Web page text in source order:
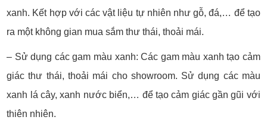
xanh. Kết hợp với các vật liệu tự nhiên như gỗ, đá,… để tạo
ra một không gian mua sắm thư thái, thoải mái.
– Sử dụng các gam màu xanh: Các gam màu xanh tạo cảm
giác thư thái, thoải mái cho showroom. Sử dụng các màu
xanh lá cây, xanh nước biển,… để tạo cảm giác gần gũi với
thiên nhiên.